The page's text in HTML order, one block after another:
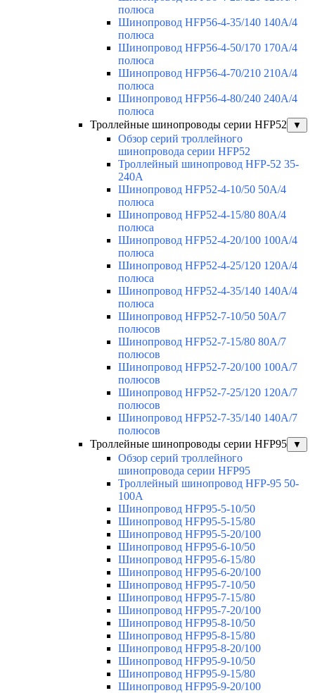
полюса
Шинопровод HFP56-4-35/140 140А/4
полюса
Шинопровод HFP56-4-50/170 170А/4
полюса
Шинопровод HFP56-4-70/210 210А/4
полюса
Шинопровод HFP56-4-80/240 240А/4
полюса
Троллейные шинопроводы серии HFP52
▼
Обзор серий троллейного
шинопровода серии HFP52
Троллейный шинопровод HFP-52 35-
240А
Шинопровод HFP52-4-10/50 50A/4
полюса
Шинопровод HFP52-4-15/80 80A/4
полюса
Шинопровод HFP52-4-20/100 100А/4
полюса
Шинопровод HFP52-4-25/120 120А/4
полюса
Шинопровод HFP52-4-35/140 140А/4
полюса
Шинопровод HFP52-7-10/50 50А/7
полюсов
Шинопровод HFP52-7-15/80 80А/7
полюсов
Шинопровод HFP52-7-20/100 100А/7
полюсов
Шинопровод HFP52-7-25/120 120А/7
полюсов
Шинопровод HFP52-7-35/140 140А/7
полюсов
Троллейные шинопроводы серии HFP95
▼
Обзор серий троллейного
шинопровода серии HFP95
Троллейный шинопровод HFP-95 50-
100А
Шинопровод HFP95-5-10/50
Шинопровод HFP95-5-15/80
Шинопровод HFP95-5-20/100
Шинопровод HFP95-6-10/50
Шинопровод HFP95-6-15/80
Шинопровод HFP95-6-20/100
Шинопровод HFP95-7-10/50
Шинопровод HFP95-7-15/80
Шинопровод HFP95-7-20/100
Шинопровод HFP95-8-10/50
Шинопровод HFP95-8-15/80
Шинопровод HFP95-8-20/100
Шинопровод HFP95-9-10/50
Шинопровод HFP95-9-15/80
Шинопровод HFP95-9-20/100